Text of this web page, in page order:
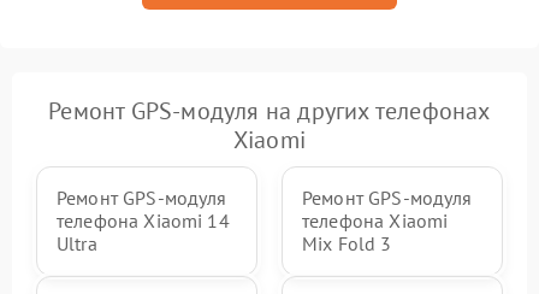
Ремонт GPS-модуля на других телефонах
Xiaomi
Ремонт GPS-модуля
телефона Xiaomi 14
Ultra
Ремонт GPS-модуля
телефона Xiaomi
Mix Fold 3